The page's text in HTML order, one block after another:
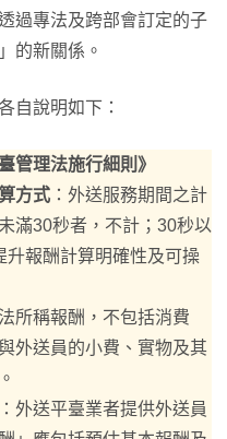
過專法及跨部會訂定的子
的新關係。
自說明如下：
管理法施行細則》
方式 ：外送服務期間之計
滿30秒者，不計；30秒以
升報酬計算明確性及可操
所稱報酬，不包括消費
外送員的小費、實物及其
：外送平臺業者提供外送員